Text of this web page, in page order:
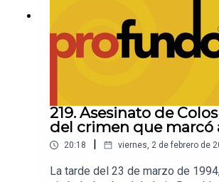
219. Asesinato de
del crimen que marcó
20:18 viernes, 2 de febrero de
La tarde del 23 de marzo de